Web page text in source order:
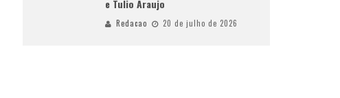
e Tulio Araujo
Redacao 20 de julho de 2026